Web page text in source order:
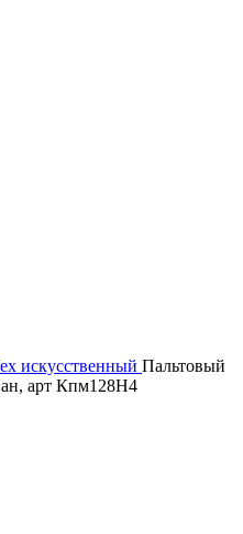
искусственный Пальтовый
арт Кпм128Н4